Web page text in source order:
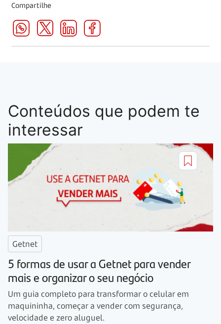
Compartilhe
Conteúdos que podem te
interessar
Getnet
5 formas de usar a Getnet para vender
mais e organizar o seu negócio
Um guia completo para transformar o celular em
maquininha, começar a vender com segurança,
velocidade e zero aluguel.